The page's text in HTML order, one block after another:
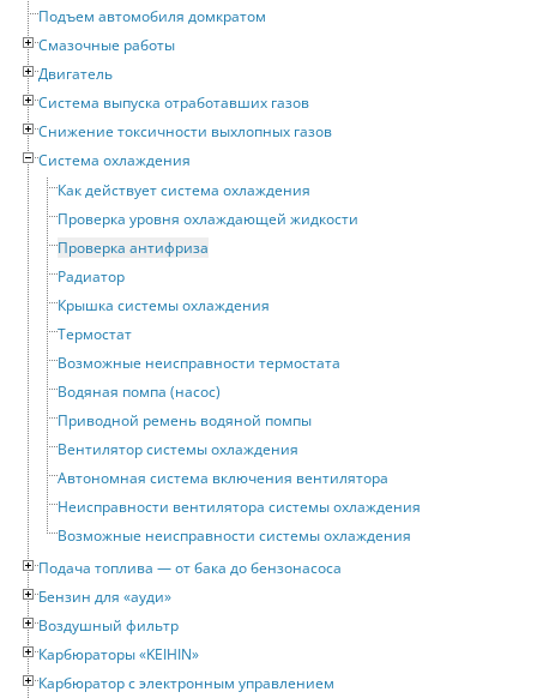
Подъем автомобиля домкратом
Смазочные работы
Двигатель
Система выпуска отработавших газов
Снижение токсичности выхлопных газов
Система охлаждения
Как действует система охлаждения
Проверка уровня охлаждающей жидкости
Проверка антифриза
Радиатор
Крышка системы охлаждения
Термостат
Возможные неисправности термостата
Водяная помпа (насос)
Приводной ремень водяной помпы
Вентилятор системы охлаждения
Автономная система включения вентилятора
Неисправности вентилятора системы охлаждения
Возможные неисправности системы охлаждения
Подача топлива — от бака до бензонасоса
Бензин для «ауди»
Воздушный фильтр
Карбюраторы «KEIHIN»
Карбюратор с электронным управлением